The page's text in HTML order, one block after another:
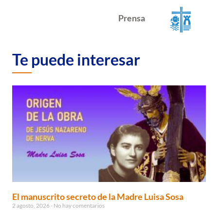
Prensa
Te puede interesar
El manuscrito secreto de la Madre Luisa Sosa
2 agosto, 2026 No hay comentarios